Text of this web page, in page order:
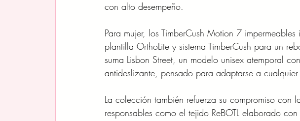
con alto desempeño.
Para mujer, los TimberCush Motion 7
plantilla OrthoLite y sistema TimberCush para un
suma Lisbon Street, un modelo unisex atemporal
antideslizante, pensado para adaptarse a
La colección también refuerza su compromiso con
responsables como el tejido ReBOTL elaborado